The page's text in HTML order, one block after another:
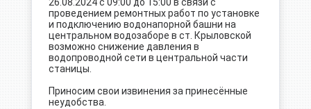
проведением ремонтных работ по установке
и подключению водонапорной башни на
центральном водозаборе в ст. Крыловской
возможно снижение давления в
водопроводной сети в центральной части
станицы.
Приносим свои извинения за принесённые
неудобства.